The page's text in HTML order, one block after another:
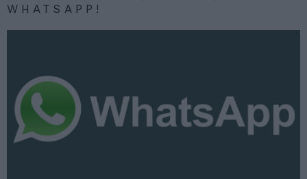
WHATSAPP!